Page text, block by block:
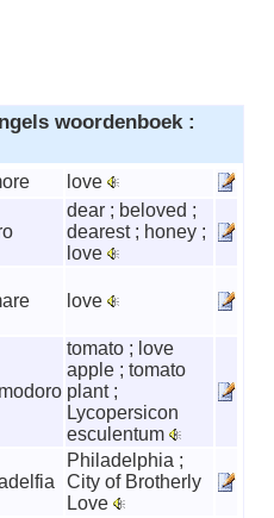
woordenboek :
love
dear ; beloved ;
dearest ; honey ;
love
love
tomato ; love
apple ; tomato
plant ;
Lycopersicon
esculentum
Philadelphia ;
City of Brotherly
Love